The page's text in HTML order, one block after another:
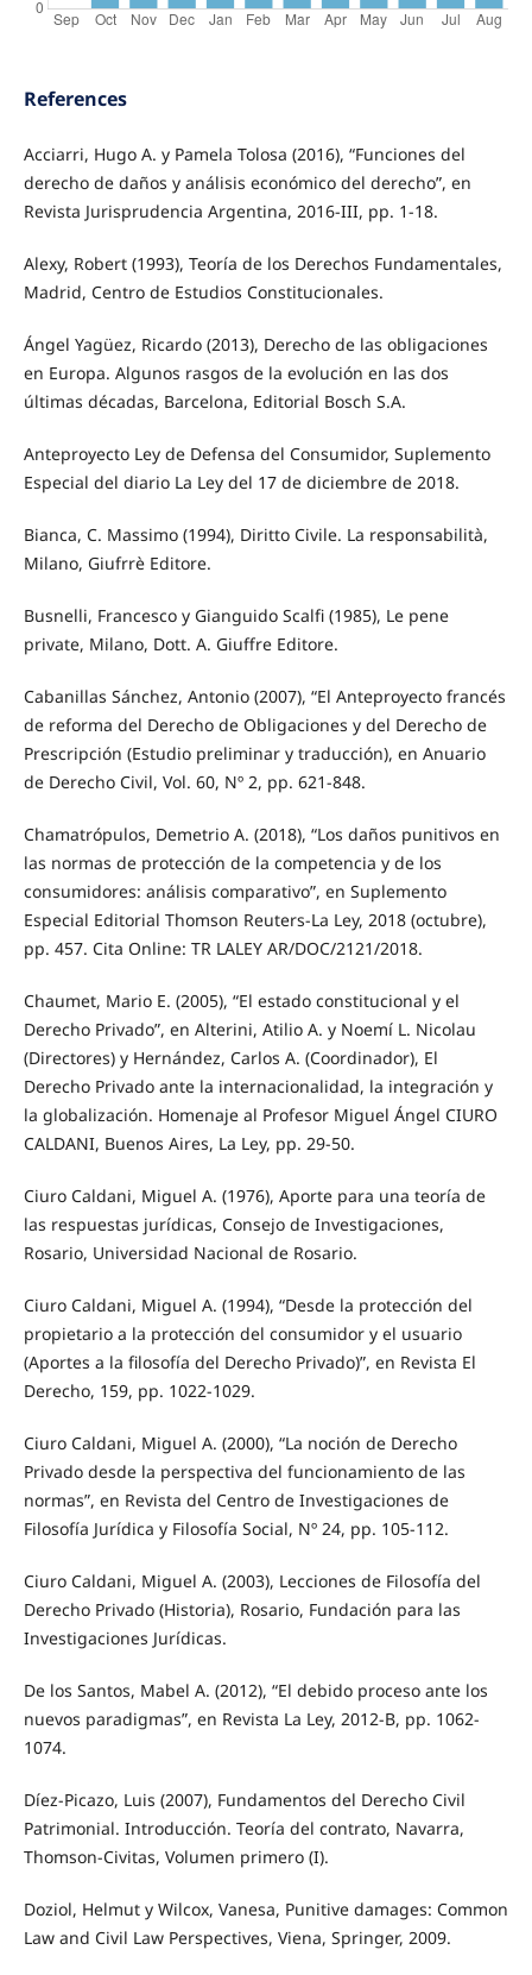
References
Acciarri, Hugo A. y Pamela Tolosa (2016), “Funciones del
derecho de daños y análisis económico del derecho”, en
Revista Jurisprudencia Argentina, 2016-III, pp. 1-18.
Alexy, Robert (1993), Teoría de los Derechos Fundamentales,
Madrid, Centro de Estudios Constitucionales.
Ángel Yagüez, Ricardo (2013), Derecho de las obligaciones
en Europa. Algunos rasgos de la evolución en las dos
últimas décadas, Barcelona, Editorial Bosch S.A.
Anteproyecto Ley de Defensa del Consumidor, Suplemento
Especial del diario La Ley del 17 de diciembre de 2018.
Bianca, C. Massimo (1994), Diritto Civile. La responsabilità,
Milano, Giufrrè Editore.
Busnelli, Francesco y Gianguido Scalfi (1985), Le pene
private, Milano, Dott. A. Giuffre Editore.
Cabanillas Sánchez, Antonio (2007), “El Anteproyecto francés
de reforma del Derecho de Obligaciones y del Derecho de
Prescripción (Estudio preliminar y traducción), en Anuario
de Derecho Civil, Vol. 60, Nº 2, pp. 621-848.
Chamatrópulos, Demetrio A. (2018), “Los daños punitivos en
las normas de protección de la competencia y de los
consumidores: análisis comparativo”, en Suplemento
Especial Editorial Thomson Reuters-La Ley, 2018 (octubre),
pp. 457. Cita Online: TR LALEY AR/DOC/2121/2018.
Chaumet, Mario E. (2005), “El estado constitucional y el
Derecho Privado”, en Alterini, Atilio A. y Noemí L. Nicolau
(Directores) y Hernández, Carlos A. (Coordinador), El
Derecho Privado ante la internacionalidad, la integración y
la globalización. Homenaje al Profesor Miguel Ángel CIURO
CALDANI, Buenos Aires, La Ley, pp. 29-50.
Ciuro Caldani, Miguel A. (1976), Aporte para una teoría de
las respuestas jurídicas, Consejo de Investigaciones,
Rosario, Universidad Nacional de Rosario.
Ciuro Caldani, Miguel A. (1994), “Desde la protección del
propietario a la protección del consumidor y el usuario
(Aportes a la filosofía del Derecho Privado)”, en Revista El
Derecho, 159, pp. 1022-1029.
Ciuro Caldani, Miguel A. (2000), “La noción de Derecho
Privado desde la perspectiva del funcionamiento de las
normas”, en Revista del Centro de Investigaciones de
Filosofía Jurídica y Filosofía Social, Nº 24, pp. 105-112.
Ciuro Caldani, Miguel A. (2003), Lecciones de Filosofía del
Derecho Privado (Historia), Rosario, Fundación para las
Investigaciones Jurídicas.
De los Santos, Mabel A. (2012), “El debido proceso ante los
nuevos paradigmas”, en Revista La Ley, 2012-B, pp. 1062-
1074.
Díez-Picazo, Luis (2007), Fundamentos del Derecho Civil
Patrimonial. Introducción. Teoría del contrato, Navarra,
Thomson-Civitas, Volumen primero (I).
Doziol, Helmut y Wilcox, Vanesa, Punitive damages: Common
Law and Civil Law Perspectives, Viena, Springer, 2009.